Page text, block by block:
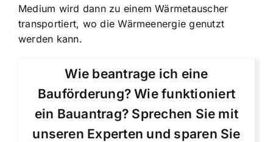
Medium wird dann zu einem Wärmetauscher
transportiert, wo die Wärmeenergie genutzt
werden kann.
Wie beantrage ich eine
Bauförderung? Wie funktioniert
ein Bauantrag? Sprechen Sie mit
unseren Experten und sparen Sie